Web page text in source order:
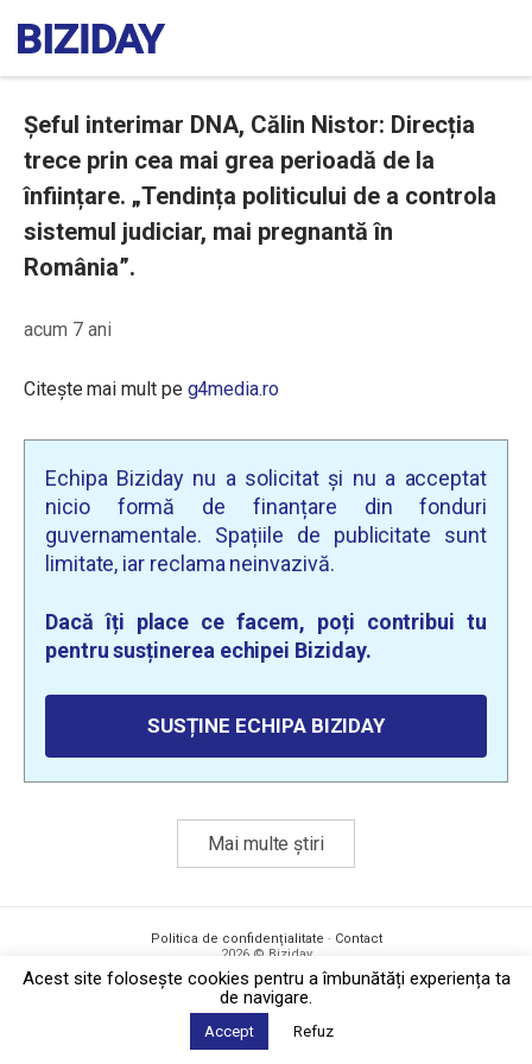
Șeful interimar DNA, Călin Nistor: Direcția
trece prin cea mai grea perioadă de la
înființare. „Tendința politicului de a controla
sistemul judiciar, mai pregnantă în
România”.
acum 7 ani
Citește mai mult pe g4media.ro
Echipa Biziday nu a solicitat și nu a acceptat
nicio formă de finanțare din fonduri
guvernamentale. Spațiile de publicitate sunt
limitate, iar reclama neinvazivă.
Dacă îți place ce facem, poți contribui tu
pentru susținerea echipei Biziday.
SUSȚINE ECHIPA BIZIDAY
Mai multe știri
Politica de confidențialitate · Contact
2026 © Biziday
Acest site foloseşte cookies pentru a îmbunătăți experiența ta
de navigare.
Accept Refuz